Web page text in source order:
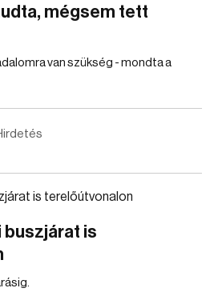
mégsem tett
van szükség - mondta a
buszjárat is